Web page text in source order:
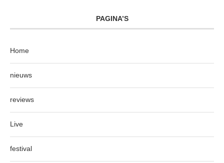
PAGINA’S
Home
nieuws
reviews
Live
festival